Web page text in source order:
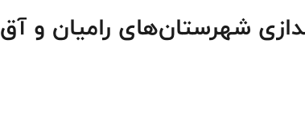
شهرستان‌های رامیان و آق